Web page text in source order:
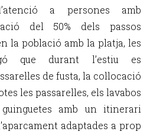
a persones amb
del 50% dels passos
la població amb la platja, les
que durant l’estiu es
de fusta, la col·locació
les passarel·les, els lavabos
amb un itinerari
adaptades a prop